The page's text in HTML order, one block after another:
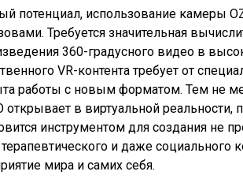
потенциал, использование камеры
Требуется значительная
360-градусного видео в
VR-контента требует от
работы с новым форматом. Тем не
открывает в виртуальной
инструментом для создания не
и даже социального
мира и самих себя.